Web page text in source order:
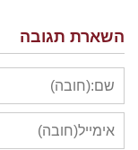
השארת תגובה